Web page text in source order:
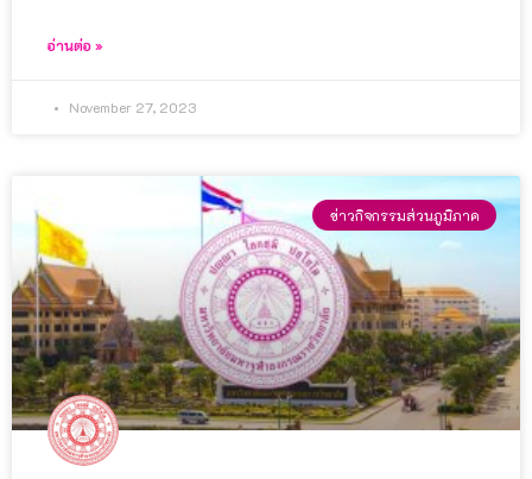
อ่านต่อ »
November 27, 2023
ข่าวกิจกรรมส่วนภูมิภาค